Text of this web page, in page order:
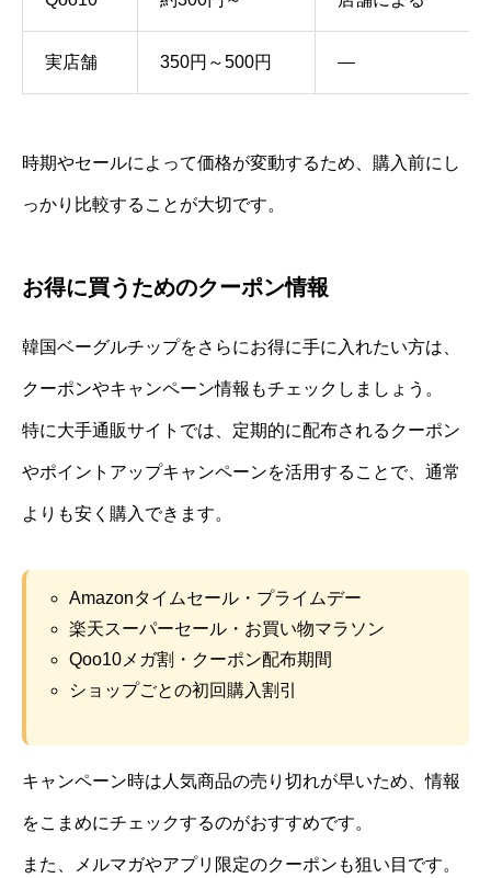
実店舗 350円～500円 ―
時期やセールによって価格が変動するため、購入前にし
っかり比較することが大切です。
お得に買うためのクーポン情報
韓国ベーグルチップをさらにお得に手に入れたい方は、
クーポンやキャンペーン情報もチェックしましょう。
特に大手通販サイトでは、定期的に配布されるクーポン
やポイントアップキャンペーンを活用することで、通常
よりも安く購入できます。
Amazonタイムセール・プライムデー
楽天スーパーセール・お買い物マラソン
Qoo10メガ割・クーポン配布期間
ショップごとの初回購入割引
キャンペーン時は人気商品の売り切れが早いため、情報
をこまめにチェックするのがおすすめです。
また、メルマガやアプリ限定のクーポンも狙い目です。